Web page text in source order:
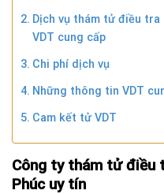
Dịch vụ thám tử điều
VDT cung cấp
Chi phí dịch vụ
Những thông tin VDT
Cam kết tử VDT
Công ty thám tử điều
Phúc uy tín